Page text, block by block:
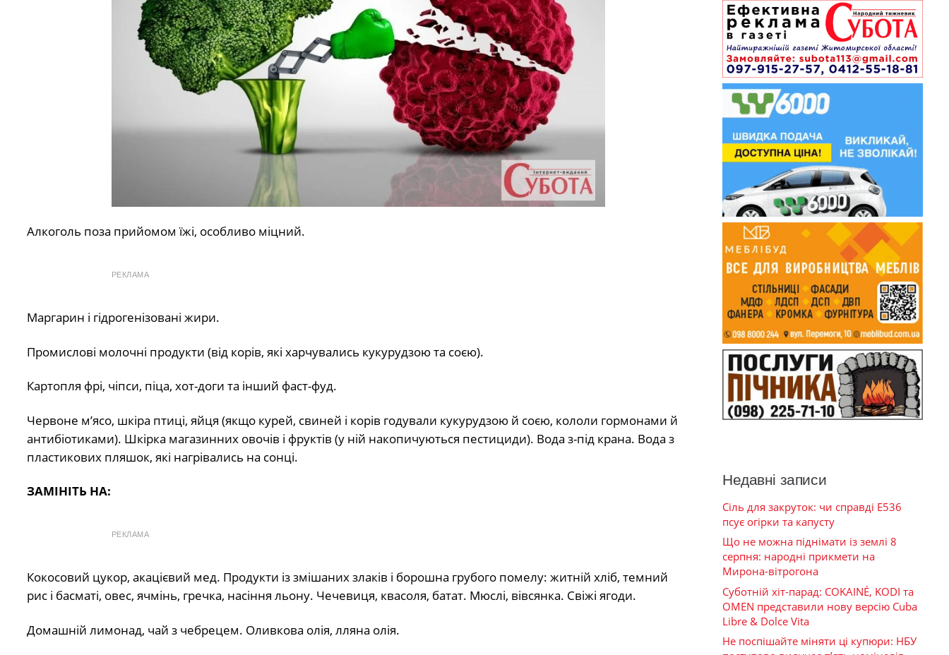
Алкоголь поза прийомом їжі, особливо міцний.
РЕКЛАМА
Маргарин і гідрогенізовані жири.
Промислові молочні продукти (від корів, які харчувались кукурудзою та соєю).
Картопля фрі, чіпси, піца, хот-доги та інший фаст-фуд.
Червоне м’ясо, шкіра птиці, яйця (якщо курей, свиней і корів годували кукурудзою й соєю, кололи гормонами й
антибіотиками). Шкірка магазинних овочів і фруктів (у ній накопичуються пестициди). Вода з-під крана. Вода з
пластикових пляшок, які нагрівались на сонці.
ЗАМІНІТЬ НА:
РЕКЛАМА
Кокосовий цукор, акацієвий мед. Продукти із змішаних злаків і борошна грубого помелу: житній хліб, темний
рис і басматі, овес, ячмінь, гречка, насіння льону. Чечевиця, квасоля, батат. Мюслі, вівсянка. Свіжі ягоди.
Домашній лимонад, чай з чебрецем. Оливкова олія, лляна олія.
Недавні записи
Сіль для закруток: чи справді Е536
псує огірки та капусту
Що не можна піднімати із землі 8
серпня: народні прикмети на
Мирона-вітрогона
Суботній хіт-парад: COKAINÉ, KODI та
OMEN представили нову версію Cuba
Libre & Dolce Vita
Не поспішайте міняти ці купюри: НБУ